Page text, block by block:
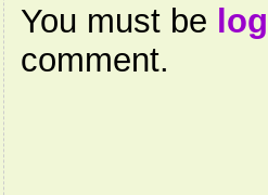
You must be
comment.